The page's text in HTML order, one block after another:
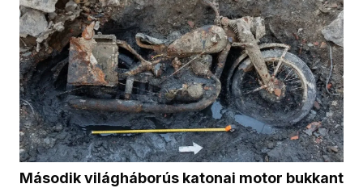
Második világháborús katonai motor bukkant